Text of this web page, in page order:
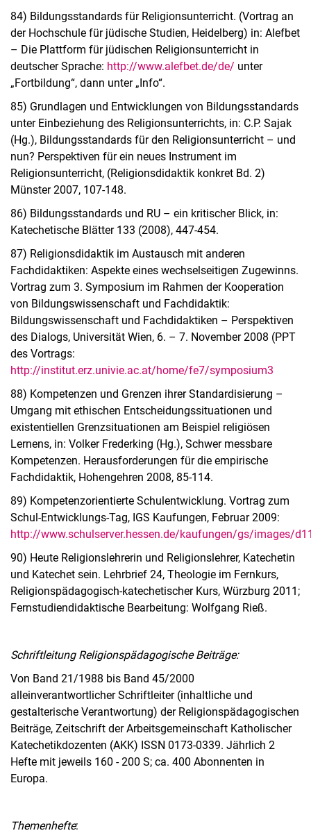
84) Bildungsstandards für Religionsunterricht. (Vortrag an
der Hochschule für jüdische Studien, Heidelberg) in: Alefbet
– Die Plattform für jüdischen Religionsunterricht in
deutscher Sprache: http://www.alefbet.de/de/ unter
„Fortbildung“, dann unter „Info“.
85) Grundlagen und Entwicklungen von Bildungsstandards
unter Einbeziehung des Religionsunterrichts, in: C.P. Sajak
(Hg.), Bildungsstandards für den Religionsunterricht – und
nun? Perspektiven für ein neues Instrument im
Religionsunterricht, (Religionsdidaktik konkret Bd. 2)
Münster 2007, 107-148.
86) Bildungsstandards und RU – ein kritischer Blick, in:
Katechetische Blätter 133 (2008), 447-454.
87) Religionsdidaktik im Austausch mit anderen
Fachdidaktiken: Aspekte eines wechselseitigen Zugewinns.
Vortrag zum 3. Symposium im Rahmen der Kooperation
von Bildungswissenschaft und Fachdidaktik:
Bildungswissenschaft und Fachdidaktiken – Perspektiven
des Dialogs, Universität Wien, 6. – 7. November 2008 (PPT
des Vortrags:
http://institut.erz.univie.ac.at/home/fe7/symposium3
88) Kompetenzen und Grenzen ihrer Standardisierung –
Umgang mit ethischen Entscheidungssituationen und
existentiellen Grenzsituationen am Beispiel religiösen
Lernens, in: Volker Frederking (Hg.), Schwer messbare
Kompetenzen. Herausforderungen für die empirische
Fachdidaktik, Hohengehren 2008, 85-114.
89) Kompetenzorientierte Schulentwicklung. Vortrag zum
Schul-Entwicklungs-Tag, IGS Kaufungen, Februar 2009:
http://www.schulserver.hessen.de/kaufungen/gs/images/
90) Heute Religionslehrerin und Religionslehrer, Katechetin
und Katechet sein. Lehrbrief 24, Theologie im Fernkurs,
Religionspädagogisch-katechetischer Kurs, Würzburg 2011;
Fernstudiendidaktische Bearbeitung: Wolfgang Rieß.
Schriftleitung Religionspädagogische Beiträge:
Von Band 21/1988 bis Band 45/2000
alleinverantwortlicher Schriftleiter (inhaltliche und
gestalterische Verantwortung) der Religionspädagogischen
Beiträge, Zeitschrift der Arbeitsgemeinschaft Katholischer
Katechetikdozenten (AKK) ISSN 0173-0339. Jährlich 2
Hefte mit jeweils 160 - 200 S; ca. 400 Abonnenten in
Europa.
Themenhefte: